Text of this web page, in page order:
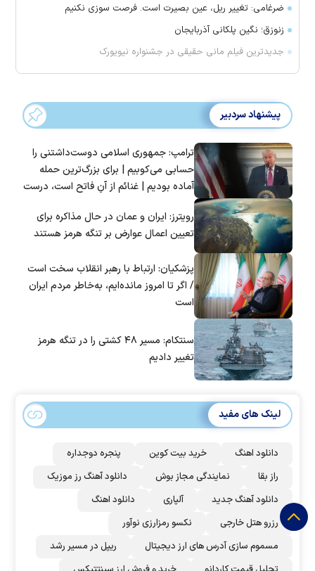
ضرغامی: تغییر ریل، عین بصیرت است. فرصت سوزی نکنیم
زنوزق؛ نگین پلکانی آذربایجان
جدیدترین فیلم مانی حقیقی در جشنواره نیویورک
پیشنهاد سردبیر
ترامپ: جمهوری اسلامی دوست‌داشتنی را
حسابی می‌کوبیم | برای بزرگ‌ترین حمله
آماده بودیم | غنائم از آنِ فاتح است، درست
رویترز: ایران و عمان در حال مذاکره برای
تعیین اعمال عوارض بر تنگه هرمز هستند
پزشکیان: ارتباط با رهبر انقلاب سخت است
/ اگر تا امروز مانده‌ایم، به‌خاطر مردم ایران
است
سنتکام: مسیر ۴۸ کشتی را در تنگه هرمز
تغییر دادیم
لینک های مفید
دانلود اهنگ خرید بیت کوین
پنجره دوجداره
راز بقا
نمایندگی مجاز بوش
دانلود آهنگ رز‌ موزیک
دانلود آهنگ جدید
آلپاری
دانلود اهنگ
رزرو هتل خارجی
نکسو رمزارزی نوآور
مسموم سازی آدرس های ارز دیجیتال
ریپل در مسیر رشد